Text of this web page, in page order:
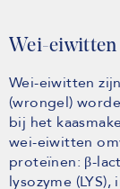
Wei-eiwitten
Wei-eiwitten
(wrongel)
bij het
wei-eiwitten
proteïnen: β-
lysozyme